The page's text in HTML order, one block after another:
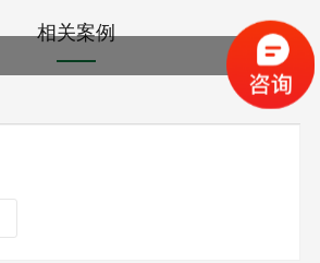
相关案例